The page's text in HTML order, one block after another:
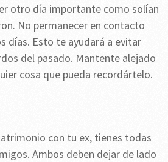
otro día importante como solían
No permanecer en contacto
días. Esto te ayudará a evitar
del pasado. Mantente alejado
cosa que pueda recordártelo.
con tu ex, tienes todas
Ambos deben dejar de lado